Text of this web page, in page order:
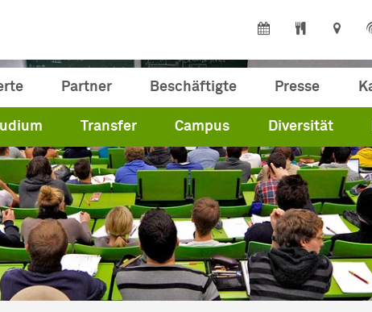
Partner Beschäftigte Presse
Transfer Campus Diversität